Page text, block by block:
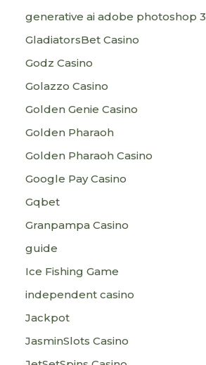
generative ai adobe photoshop 3
GladiatorsBet Casino
Godz Casino
Golazzo Casino
Golden Genie Casino
Golden Pharaoh
Golden Pharaoh Casino
Google Pay Casino
Gqbet
Granpampa Casino
guide
Ice Fishing Game
independent casino
Jackpot
JasminSlots Casino